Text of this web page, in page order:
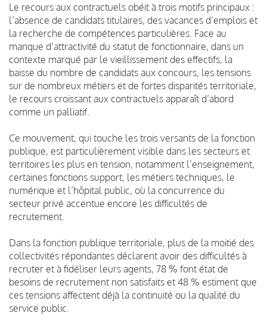
Le recours aux contractuels obéit à trois motifs principaux :
l’absence de candidats titulaires, des vacances d’emplois et
la recherche de compétences particulières. Face au
manque d’attractivité du statut de fonctionnaire, dans un
contexte marqué par le vieillissement des effectifs, la
baisse du nombre de candidats aux concours, les tensions
sur de nombreux métiers et de fortes disparités territoriale,
le recours croissant aux contractuels apparaît d’abord
comme un palliatif.
Ce mouvement, qui touche les trois versants de la fonction
publique, est particulièrement visible dans les secteurs et
territoires les plus en tension, notamment l’enseignement,
certaines fonctions support, les métiers techniques, le
numérique et l’hôpital public, où la concurrence du
secteur privé accentue encore les difficultés de
recrutement.
Dans la fonction publique territoriale, plus de la moitié des
collectivités répondantes déclarent avoir des difficultés à
recruter et à fidéliser leurs agents, 78 % font état de
besoins de recrutement non satisfaits et 48 % estiment que
ces tensions affectent déjà la continuité ou la qualité du
service public.